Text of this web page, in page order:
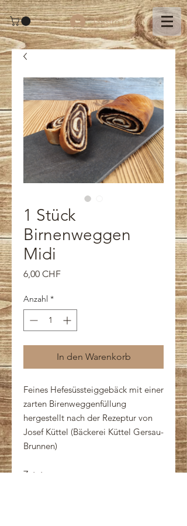
Gastro Login
1 Stück
Birnenweggen
Midi
6,00 CHFPreis
Anzahl *
In den Warenkorb
Feines Hefesüssteiggebäck mit einer
zarten Birenweggenfüllung
hergestellt nach der Rezeptur von
Josef Küttel (Bäckerei Küttel Gersau-
Brunnen)
Zutaten: